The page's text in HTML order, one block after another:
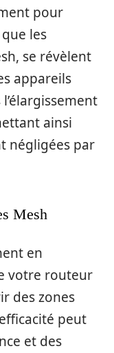
pour
les
se révèlent
appareils
ainsi
négligées par
Mesh
en
votre routeur
des zones
peut
et des